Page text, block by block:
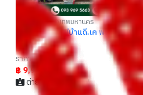
บางบอน กรุงเทพมหานคร
หอพัก 3 คูหา หมู่บ้านดี.เค พระราม 2
เช่า
ราคา
฿ 9,900,000
ต่าย / 083xxxxx97